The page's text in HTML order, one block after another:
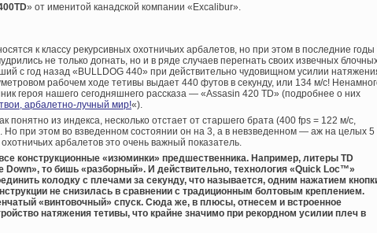
» от именитой канадской компании «Excalibur».
к классу рекурсивных охотничьих арбалетов, но при этом в последние годы
не только догнать, но и в ряде случаев перегнать своих извечных
с год назад «BULLDOG 440» при действительно чудовищном усилии
рабочем ходе тетивы выдает 440 футов в секунду, или 134 м/с!
героя нашего сегодняшнего рассказа — «Assasin 420 TD» (подробнее о них
арбалетно-лучный мир!«).
понятно из индекса, несколько отстает от старшего брата (400 fps = 122 м/с,
Но при этом во взведенном состоянии он на 3, а в невзведенном — аж на целых 5
арбалетов это очень важный показатель.
конструкционные «изюминки» предшественника. Например, литеры TD
то бишь «разборный». И действительно, технология «Quick Loc™»
колодку с плечами за секунду, что называется, одним нажатием
не снизилась в сравнении с традиционным болтовым креплением.
«винтовочный» спуск. Сюда же, в плюсы, отнесем и встроенное
натяжения тетивы, что крайне значимо при рекордном усилии плеч в